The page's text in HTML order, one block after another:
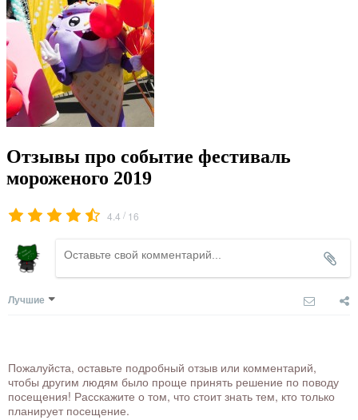
Отзывы про событие фестиваль
мороженого 2019
4.4 / 16
Лучшие
Пожалуйста, оставьте подробный отзыв или комментарий,
чтобы другим людям было проще принять решение по поводу
посещения! Расскажите о том, что стоит знать тем, кто только
планирует посещение.